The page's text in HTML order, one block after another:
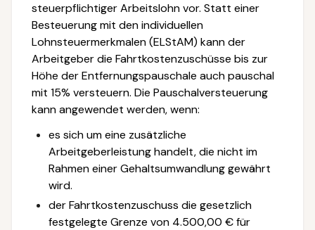
steuerpflichtiger Arbeitslohn vor. Statt einer
Besteuerung mit den individuellen
Lohnsteuermerkmalen (ELStAM) kann der
Arbeitgeber die Fahrtkostenzuschüsse bis zur
Höhe der Entfernungspauschale auch pauschal
mit 15% versteuern. Die Pauschalversteuerung
kann angewendet werden, wenn:
es sich um eine zusätzliche
Arbeitgeberleistung handelt, die nicht im
Rahmen einer Gehaltsumwandlung gewährt
wird.
der Fahrtkostenzuschuss die gesetzlich
festgelegte Grenze von 4.500,00 € für